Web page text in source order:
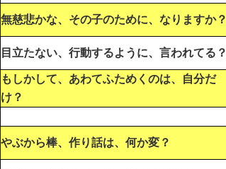
無慈悲かな、その子のために、なりますか？
目立たない、行動するように、言われてる？
もしかして、あわてふためくのは、自分だ
け？
やぶから棒、作り話は、何か変？